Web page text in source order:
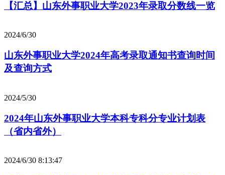
【汇总】山东外事职业大学2023年录取分数线一览
2024/6/30
山东外事职业大学2024年高考录取通知书查询时间
及查询方式
2024/5/30
2024年山东外事职业大学本科专科分专业计划表
（省内省外）
2024/6/30 8:13:47